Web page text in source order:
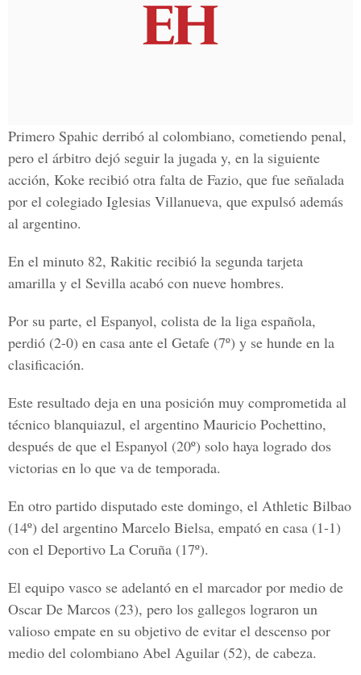
Primero Spahic derribó al colombiano, cometiendo penal,
pero el árbitro dejó seguir la jugada y, en la siguiente
acción, Koke recibió otra falta de Fazio, que fue señalada
por el colegiado Iglesias Villanueva, que expulsó además
al argentino.
En el minuto 82, Rakitic recibió la segunda tarjeta
amarilla y el Sevilla acabó con nueve hombres.
Por su parte, el Espanyol, colista de la liga española,
perdió (2-0) en casa ante el Getafe (7º) y se hunde en la
clasificación.
Este resultado deja en una posición muy comprometida al
técnico blanquiazul, el argentino Mauricio Pochettino,
después de que el Espanyol (20º) solo haya logrado dos
victorias en lo que va de temporada.
En otro partido disputado este domingo, el Athletic Bilbao
(14º) del argentino Marcelo Bielsa, empató en casa (1-1)
con el Deportivo La Coruña (17º).
El equipo vasco se adelantó en el marcador por medio de
Oscar De Marcos (23), pero los gallegos lograron un
valioso empate en su objetivo de evitar el descenso por
medio del colombiano Abel Aguilar (52), de cabeza.